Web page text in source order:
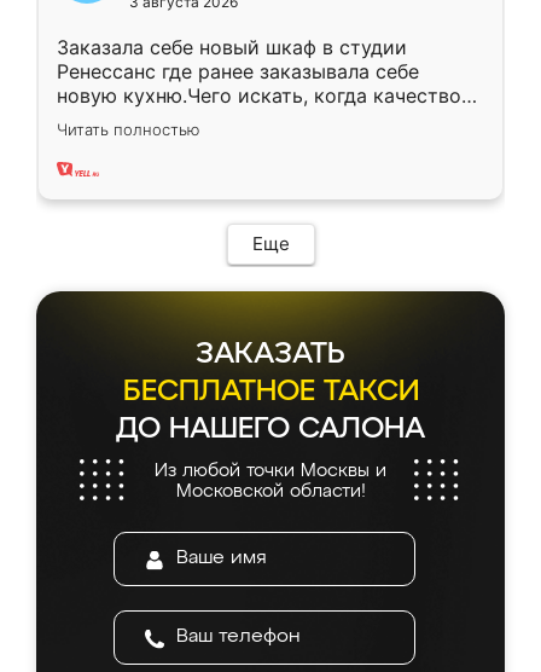
Заказала себе новый шкаф в студии
Ренессанс где ранее заказывала себе
новую кухню.Чего искать, когда качеством
вполне довольна. Служит кухня уже почти
два года, нареканий нет.
Читать полностью
Еще
ЗАКАЗАТЬ
БЕСПЛАТНОЕ ТАКСИ
ДО НАШЕГО САЛОНА
Из любой точки Москвы и
Московской области!